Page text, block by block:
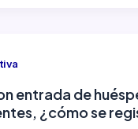
entrada de
¿cómo se